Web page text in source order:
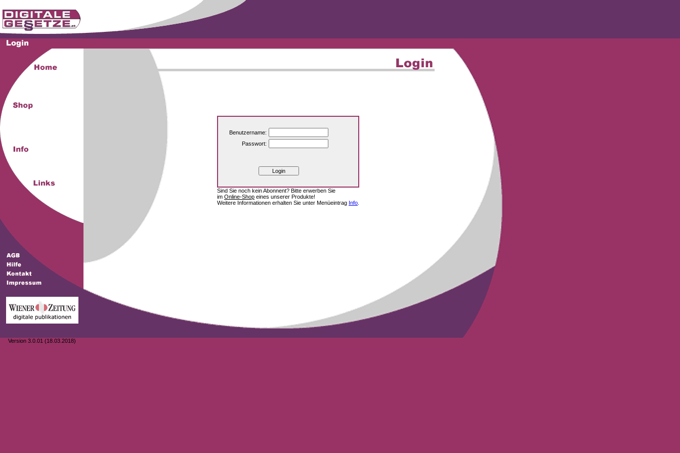
Version 3.0.01 (18.03.2018)
Benutzername:
Passwort:
Sind Sie noch kein Abonnent? Bitte erwerben Sie
im Online-Shop eines unserer Produkte!
Weitere Informationen erhalten Sie unter Menüeintrag Info